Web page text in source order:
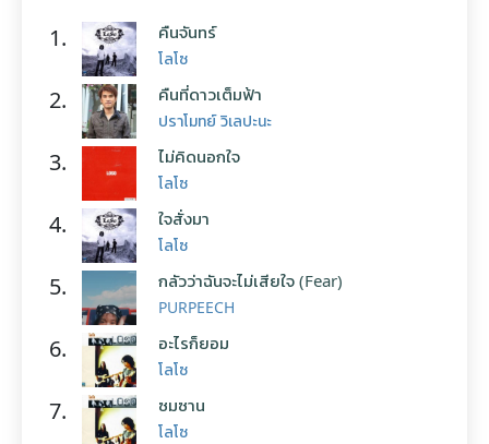
1. คืนจันทร์
โลโซ
2. คืนที่ดาวเต็มฟ้า
ปราโมทย์ วิเลปะนะ
3. ไม่คิดนอกใจ
โลโซ
4. ใจสั่งมา
โลโซ
5. กลัวว่าฉันจะไม่เสียใจ (Fear)
PURPEECH
6. อะไรก็ยอม
โลโซ
7. ซมซาน
โลโซ